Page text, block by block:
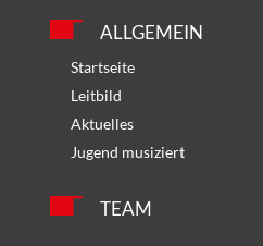
ALLGEMEIN
Startseite
Leitbild
Aktuelles
Jugend musiziert
TEAM